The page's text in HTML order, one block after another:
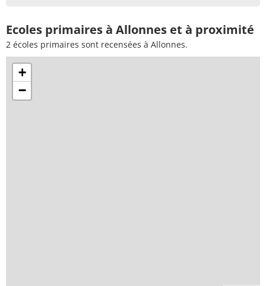
Ecoles primaires à Allonnes et à proximité
2 écoles primaires sont recensées à Allonnes.
+
−